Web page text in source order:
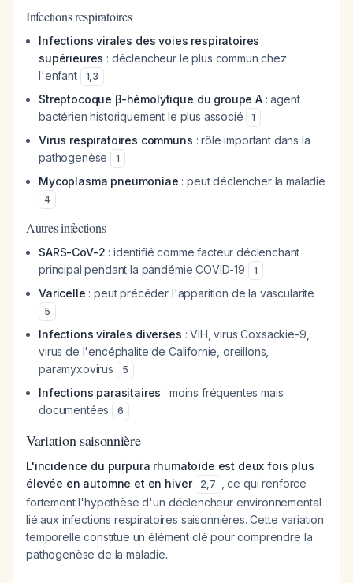
Infections respiratoires
Infections virales des voies respiratoires
supérieures : déclencheur le plus commun chez
l'enfant
1,3
Streptocoque β-hémolytique du groupe A: agent
bactérien historiquement le plus associé
1
Virus respiratoires communs : rôle important dans la
pathogenèse
1
Mycoplasma pneumoniae : peut déclencher la maladie
4
Autres infections
SARS-CoV-2 : identifié comme facteur déclenchant
principal pendant la pandémie COVID-19
1
Varicelle : peut précéder l'apparition de la vascularite
5
Infections virales diverses : VIH, virus Coxsackie-9,
virus de l'encéphalite de Californie, oreillons,
paramyxovirus
5
Infections parasitaires : moins fréquentes mais
documentées
6
Variation saisonnière
L'incidence du purpura rhumatoïde est deux fois plus
élevée en automne et en hiver
2,7
, ce qui renforce
fortement l'hypothèse d'un déclencheur environnemental
lié aux infections respiratoires saisonnières. Cette variation
temporelle constitue un élément clé pour comprendre la
pathogenèse de la maladie.